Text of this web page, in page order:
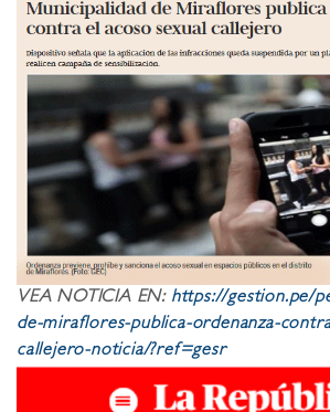
VEA NOTICIA EN: https://gestion.pe/
de-miraflores-publica-ordenanza-
callejero-noticia/?ref=gesr